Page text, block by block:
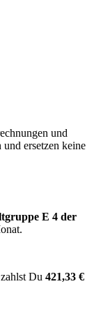
und
ersetzen keine
E 4 der
Du 421,33 €